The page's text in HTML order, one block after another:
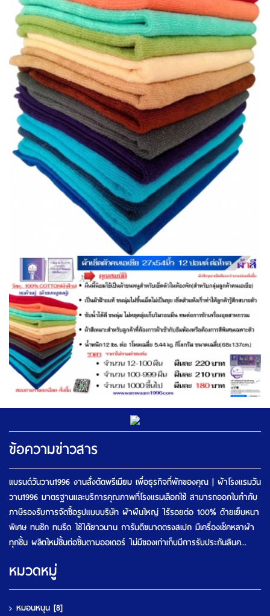
ข้อความข่าวสาร
แบรนด์วันวาน1996 งานสั่งตัดพรีเมียม เพื่อธุรกิจที่พักของคุณ | ผ้าโรงแรมวัน
วาน1996 มาตรฐานและบริการคุณภาพที่โรงแรมเลือกใช้ สามารถออกใบกำกับ
ภาษีรองรับการจัดซื้อรูปแบบบริษัท ผ้าผืนใหญ่ ไร้รอยต่อ 100% ด้ายเย็บหนา
พิเศษ ทนซัก ทนรีด ใช้ได้ยาวนาน การันตีขนาดตรงสเปก มีเครื่องเช็คหลาผ้า
ทุกชิ้น ผลิตใหม่ชิ้นต่อชิ้นตามออเดอร์ ไม่มีของเก่าเก็บมีการรับประกันสินค...
หมวดหมู่
หมอนหนุน [8]